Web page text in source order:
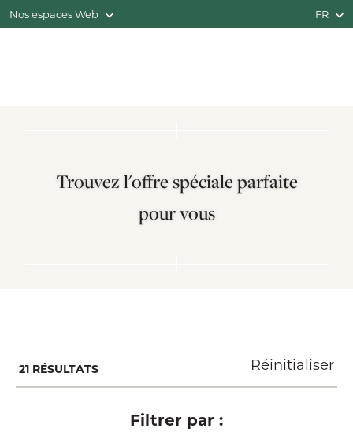
Nos espaces Web FR
Trouvez l'offre spéciale parfaite
pour vous
21 RÉSULTATS Réinitialiser
Filtrer par :